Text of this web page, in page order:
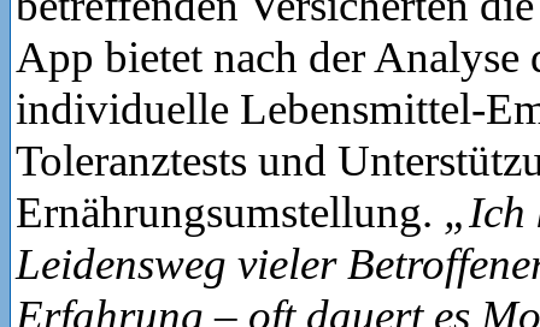
App bietet nach der Analyse
individuelle Lebensmittel-
Toleranztests und
Ernährungsumstellung. „Ich
Leidensweg vieler
Erfahrung – oft dauert es